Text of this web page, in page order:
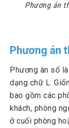
Phương án
Phương án
Phương án số
dạng chữ L.
bao gồm các
khách, phòng
ở cuối phòng